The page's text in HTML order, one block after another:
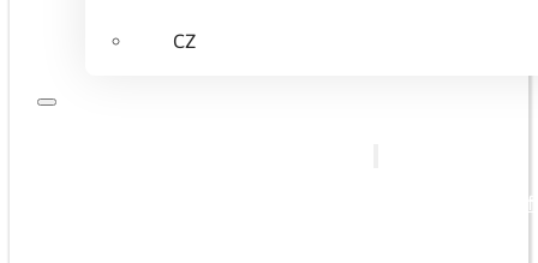
CZ
Bedarfsgerechte